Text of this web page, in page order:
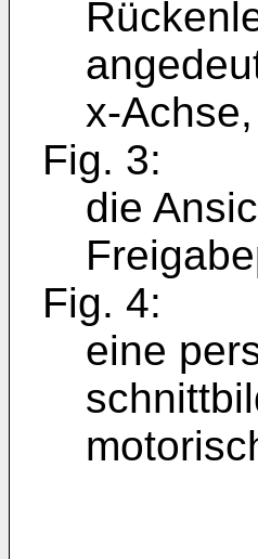
x-
Fig. 3:
die
Fig. 4:
eine